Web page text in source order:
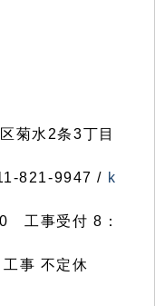
菊水2条3丁目
821-9947 / k
工事受付 8：
事 不定休